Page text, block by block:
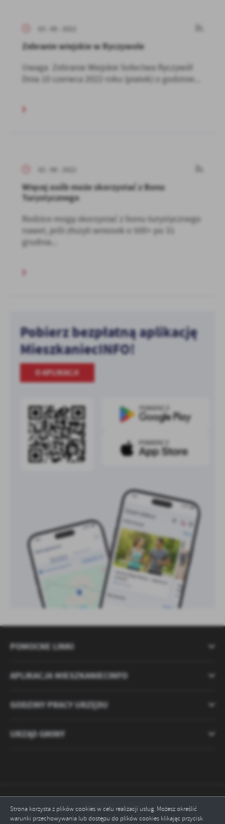
Strona korzysta z plików cookies w celu realizacji usług. Możesz określić
warunki przechowywania lub dostępu do plików cookies klikając przycisk
03 - 06 - 2022
Zebranie wiejskie w Ryczywole
Uwaga Zebranie Wiejskie Sołectwa Ryczywół
Dnia 10 czerwca 2022 roku (piatek) o godzinie...
02 - 06 - 2022
Więcej osób może skorzystać z Bonu
Turystycznego
Rodzice mogą skorzystać z bonu turystycznego
nawet, jeśli złożyli wniosek o 500+ po 31
grudnia...
Pobierz bezpłatną aplikację
MieszkaniecINFO!
O APLIKACJI
POMOCNE LINKI
APLIKACJA MIESZKANIECINFO
GODZINY PRACY URZĘDU
URZĄD GMINY
Odwiedzin: 2120514
Online: 10